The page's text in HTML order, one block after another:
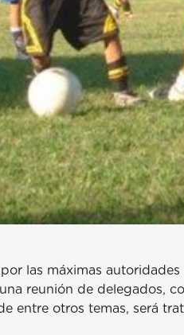
las máximas
reunión de delegados,
entre otros temas, será